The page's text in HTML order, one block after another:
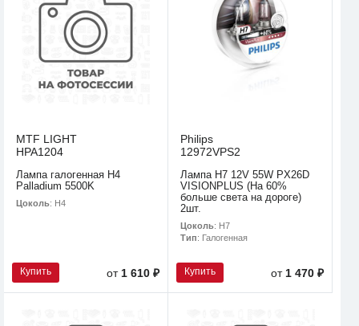
MTF LIGHT
HPA1204
Лампа галогенная H4
Palladium 5500K
Цоколь: H4
Купить от1 610 ₽
Philips
12972VPS2
Лампа H7 12V 55W PX26D
VISIONPLUS (На 60%
больше света на дороге)
2шт.
Цоколь: H7
Тип: Галогенная
Купить от1 470 ₽